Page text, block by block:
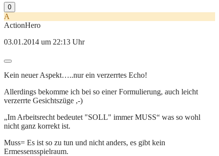
0
A
ActionHero
03.01.2014 um 22:13 Uhr
Kein neuer Aspekt…..nur ein verzerrtes Echo!
Allerdings bekomme ich bei so einer Formulierung, auch leicht
verzerrte Gesichtszüge ,-)
„Im Arbeitsrecht bedeutet "SOLL" immer MUSS“ was so wohl
nicht ganz korrekt ist.
Muss= Es ist so zu tun und nicht anders, es gibt kein
Ermessensspielraum.